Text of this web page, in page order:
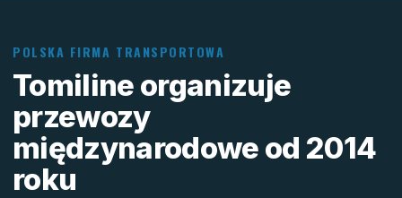
POLSKA FIRMA TRANSPORTOWA
Tomiline organizuje
przewozy
międzynarodowe od 2014
roku